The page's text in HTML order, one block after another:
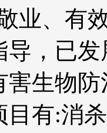
业、有
导，已
害生物
目有:消